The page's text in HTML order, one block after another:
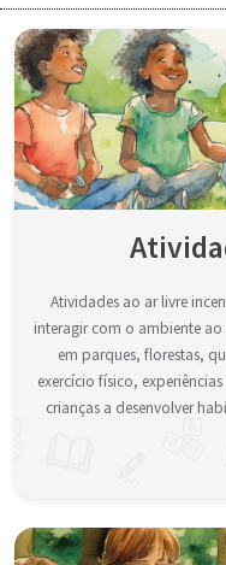
Atividades ao ar livre
interagir com o ambiente ao
em parques, florestas,
exercício físico,
crianças a desenvolver